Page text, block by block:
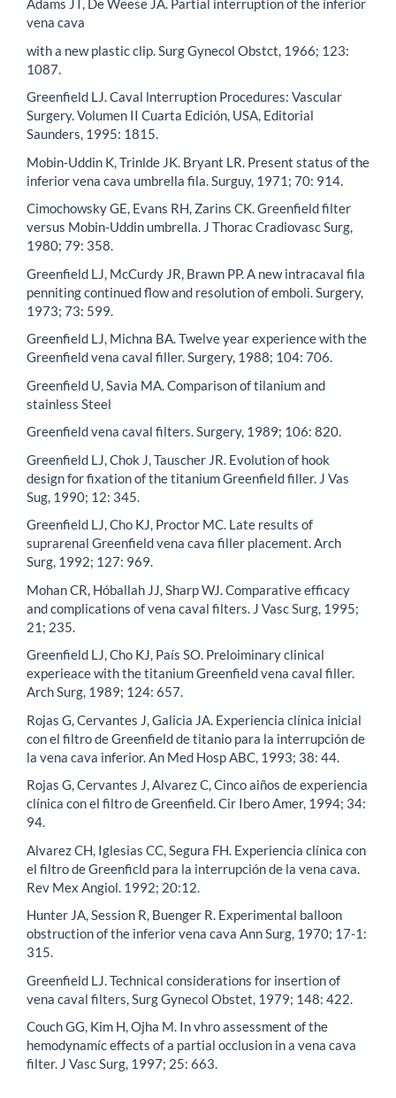
Adams JT, De Weese JA. Partial interruption of the inferior
vena cava
with a new plastic clip. Surg Gynecol Obstct, 1966; 123:
1087.
Greenfield LJ. Caval lnterruption Procedures: Vascular
Surgery. Volumen II Cuarta Edición, USA, Editorial
Saunders, 1995: 1815.
Mobin-Uddin K, Trinlde JK. Bryant LR. Present status of the
inferior vena cava umbrella fila. Surguy, 1971; 70: 914.
Cimochowsky GE, Evans RH, Zarins CK. Greenfield filter
versus Mobin-Uddin umbrella. J Thorac Cradiovasc Surg,
1980; 79: 358.
Greenfield LJ, McCurdy JR, Brawn PP. A new intracaval fila
penniting continued flow and resolution of emboli. Surgery,
1973; 73: 599.
Greenfield LJ, Michna BA. Twelve year experience with the
Greenfield vena caval filler. Surgery, 1988; 104: 706.
Greenfield U, Savia MA. Comparison of tilanium and
stainless Steel
Greenfield vena caval filters. Surgery, 1989; 106: 820.
Greenfield LJ, Chok J, Tauscher JR. Evolution of hook
design for fixation of the titanium Greenfield filler. J Vas
Sug, 1990; 12: 345.
Greenfield LJ, Cho KJ, Proctor MC. Late results of
suprarenal Greenfield vena cava filler placement. Arch
Surg, 1992; 127: 969.
Mohan CR, Hóballah JJ, Sharp WJ. Comparative efficacy
and complications of vena caval filters. J Vasc Surg, 1995;
21; 235.
Greenfield LJ, Cho KJ, País SO. Preloiminary clinical
experieace with the titanium Greenfield vena caval filler.
Arch Surg, 1989; 124: 657.
Rojas G, Cervantes J, Galicia JA. Experiencia clínica inicial
con el filtro de Greenfield de titanio para la interrupción de
la vena cava inferior. An Med Hosp ABC, 1993; 38: 44.
Rojas G, Cervantes J, Alvarez C, Cinco aiños de experiencia
clínica con el filtro de Greenfield. Cir Ibero Amer, 1994; 34:
94.
Alvarez CH, Iglesias CC, Segura FH. Experiencia clínica con
el filtro de Greenficld para la interrupción de la vena cava.
Rev Mex Angiol. 1992; 20:12.
Hunter JA, Session R, Buenger R. Experimental balloon
obstruction of the inferior vena cava Ann Surg, 1970; 17-1:
315.
Greenfield LJ. Technical considerations for insertion of
vena caval filters, Surg Gynecol Obstet, 1979; 148: 422.
Couch GG, Kim H, Ojha M. In vhro assessment of the
hemodynamíc effects of a partial occlusion in a vena cava
filter. J Vasc Surg, 1997; 25: 663.